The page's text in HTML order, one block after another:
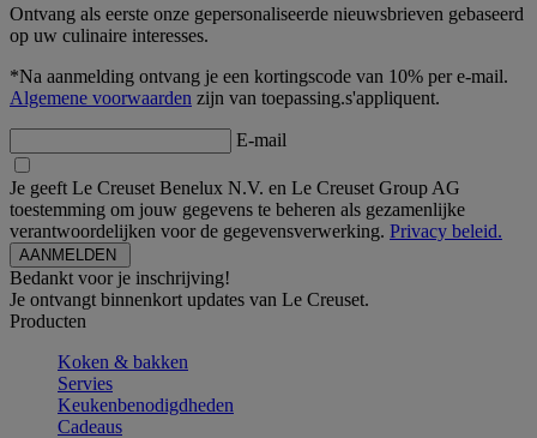
Ontvang als eerste onze gepersonaliseerde nieuwsbrieven gebaseerd
op uw culinaire interesses.
*Na aanmelding ontvang je een kortingscode van 10% per e-mail.
Algemene voorwaarden zijn van toepassing.s'appliquent.
E-mail
Je geeft Le Creuset Benelux N.V. en Le Creuset Group AG
toestemming om jouw gegevens te beheren als gezamenlijke
verantwoordelijken voor de gegevensverwerking. Privacy beleid.
Bedankt voor je inschrijving!
Je ontvangt binnenkort updates van Le Creuset.
Producten
Koken & bakken
Servies
Keukenbenodigdheden
Cadeaus